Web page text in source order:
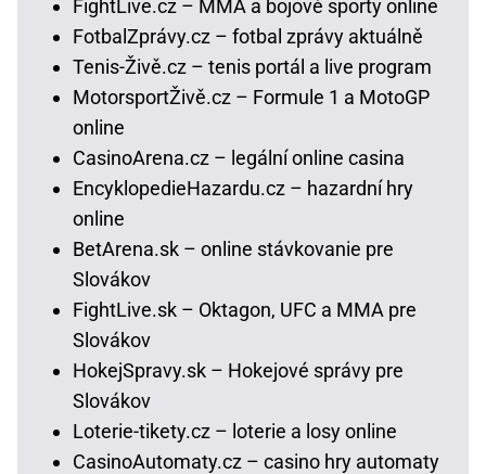
FightLive.cz – MMA a bojové sporty online
FotbalZprávy.cz – fotbal zprávy aktuálně
Tenis-Živě.cz – tenis portál a live program
MotorsportŽivě.cz – Formule 1 a MotoGP
online
CasinoArena.cz – legální online casina
EncyklopedieHazardu.cz – hazardní hry
online
BetArena.sk – online stávkovanie pre
Slovákov
FightLive.sk – Oktagon, UFC a MMA pre
Slovákov
HokejSpravy.sk – Hokejové správy pre
Slovákov
Loterie-tikety.cz – loterie a losy online
CasinoAutomaty.cz – casino hry automaty